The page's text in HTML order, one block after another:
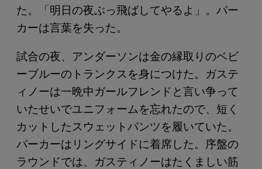
た。「明日の夜ぶっ飛ばしてやるよ」。パー
カーは言葉を失った。
試合の夜、アンダーソンは金の縁取りのベビ
ーブルーのトランクスを身につけた。ガステ
ィノーは一晩中ガールフレンドと言い争って
いたせいでユニフォームを忘れたので、短く
カットしたスウェットパンツを履いていた。
パーカーはリングサイドに着席した。序盤の
ラウンドでは、ガスティノーはたくましい筋